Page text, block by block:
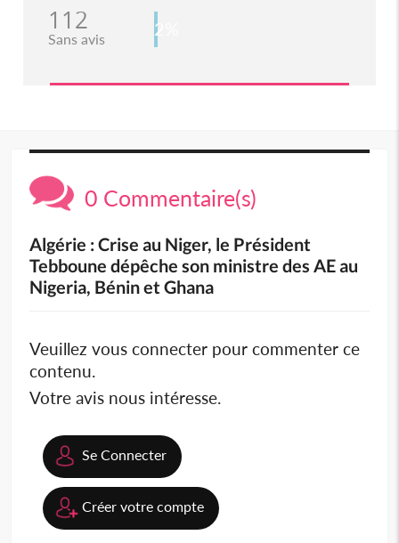
112
Sans avis 2%
0 Commentaire(s)
Algérie : Crise au Niger, le Président
Tebboune dépêche son ministre des AE au
Nigeria, Bénin et Ghana
Veuillez vous connecter pour commenter ce
contenu.
Votre avis nous intéresse.
Se Connecter
Créer votre compte